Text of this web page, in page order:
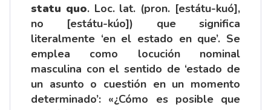
statu quo. Loc. lat. (pron. [estátu-kuó],
no [estátu-kúo]) que significa
literalmente ‘en el estado en que’. Se
emplea como locución nominal
masculina con el sentido de ‘estado de
un asunto o cuestión en un momento
determinado’: «¿Cómo es posible que